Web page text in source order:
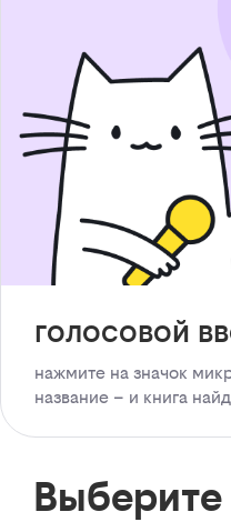
голосовой
нажмите на значок
название – и книга